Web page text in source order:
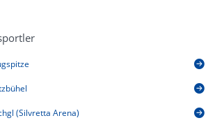
(Silvretta Arena)